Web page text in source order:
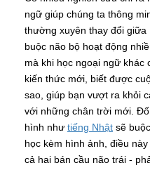
ngữ giúp chúng ta thông
thường xuyên thay đổi
buộc não bộ hoạt động
mà khi học ngoại ngữ khác
kiến thức mới, biết được
sao, giúp bạn vượt ra khỏi
với những chân trời mới.
hình như tiếng Nhật sẽ
học kèm hình ảnh, điều
cả hai bán cầu não trái -